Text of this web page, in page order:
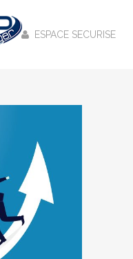
ESPACE SECURISE